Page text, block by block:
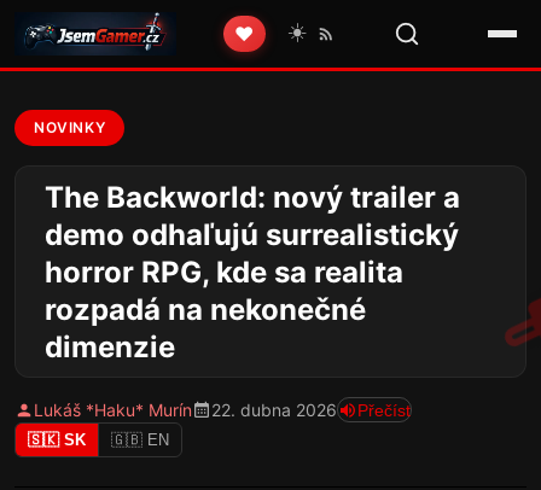
❤️ ☀️
NOVINKY
The Backworld: nový trailer a
demo odhaľujú surrealistický
horror RPG, kde sa realita
rozpadá na nekonečné
dimenzie
Lukáš *Haku* Murín 22. dubna 2026 Přečíst
🇸🇰 SK 🇬🇧 EN